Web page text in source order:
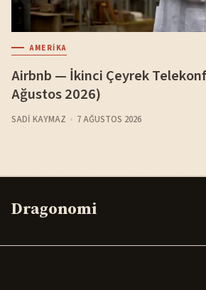
AMERIKA
Airbnb — İkinci Çeyrek
Ağustos 2026)
SADI KAYMAZ 7 AĞUSTOS 2026
Dragonomi